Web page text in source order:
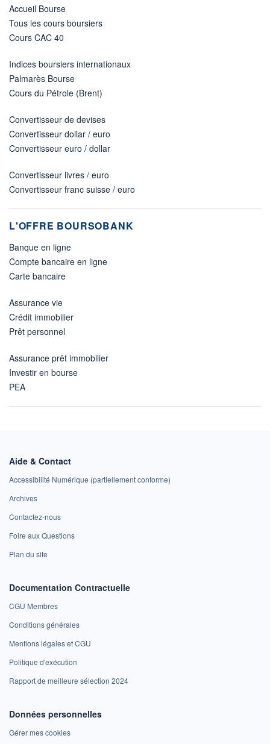
Accueil Bourse
Tous les cours boursiers
Cours CAC 40
Indices boursiers internationaux
Palmarès Bourse
Cours du Pétrole (Brent)
Convertisseur de devises
Convertisseur dollar / euro
Convertisseur euro / dollar
Convertisseur livres / euro
Convertisseur franc suisse / euro
L'OFFRE BOURSOBANK
Banque en ligne
Compte bancaire en ligne
Carte bancaire
Assurance vie
Crédit immobilier
Prêt personnel
Assurance prêt immobilier
Investir en bourse
PEA
Aide & Contact
Accessibilité Numérique (partiellement conforme)
Archives
Contactez-nous
Foire aux Questions
Plan du site
Documentation Contractuelle
CGU Membres
Conditions générales
Mentions légales et CGU
Politique d'exécution
Rapport de meilleure sélection 2024
Données personnelles
Gérer mes cookies